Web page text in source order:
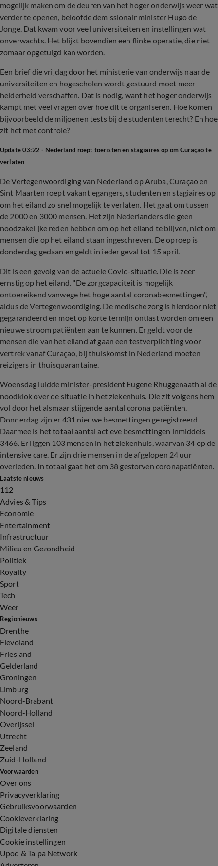
mogelijk maken om de deuren van het hoger onderwijs weer wat
verder te openen, beloofde demissionair minister Hugo de
Jonge. Dat kwam voor veel universiteiten en instellingen wat
onverwachts. Het blijkt bovendien een flinke operatie, die niet
zomaar opgetuigd kan worden.
Een brief die vrijdag door het ministerie van onderwijs naar de
universiteiten en hogescholen wordt gestuurd moet meer
helderheid verschaffen. Dat is nodig, want het hoger onderwijs
kampt met veel vragen over hoe dit te organiseren. Hoe komen
bijvoorbeeld de miljoenen tests bij de studenten terecht? En hoe
zit het met controle?
Update 03:22 - Nederland roept toeristen en stagiaires op om Curaçao te
verlaten
De Vertegenwoordiging van Nederland op Aruba, Curaçao en
Sint Maarten roept vakantiegangers, studenten en stagiaires op
om het eiland zo snel mogelijk te verlaten. Het gaat om tussen
de 2000 en 3000 mensen. Het zijn Nederlanders die geen
noodzakelijke reden hebben om op het eiland te blijven, niet om
mensen die op het eiland staan ingeschreven. De oproep is
donderdag gedaan en geldt in ieder geval tot 15 april.
Dit is een gevolg van de actuele Covid-situatie. Die is zeer
ernstig op het eiland. "De zorgcapaciteit is mogelijk
ontoereikend vanwege het hoge aantal coronabesmettingen",
aldus de Vertegenwoordiging. De medische zorg is hierdoor niet
gegarandeerd en moet op korte termijn ontlast worden om een
nieuwe stroom patiënten aan te kunnen. Er geldt voor de
mensen die van het eiland af gaan een testverplichting voor
vertrek vanaf Curaçao, bij thuiskomst in Nederland moeten
reizigers in thuisquarantaine.
Woensdag luidde minister-president Eugene Rhuggenaath al de
noodklok over de situatie in het ziekenhuis. Die zit volgens hem
vol door het alsmaar stijgende aantal corona patiënten.
Donderdag zijn er 431 nieuwe besmettingen geregistreerd.
Daarmee is het totaal aantal actieve besmettingen inmiddels
3466. Er liggen 103 mensen in het ziekenhuis, waarvan 34 op de
intensive care. Er zijn drie mensen in de afgelopen 24 uur
overleden. In totaal gaat het om 38 gestorven coronapatiënten.
Laatste nieuws
112
Advies & Tips
Economie
Entertainment
Infrastructuur
Milieu en Gezondheid
Politiek
Royalty
Sport
Tech
Weer
Regionieuws
Drenthe
Flevoland
Friesland
Gelderland
Groningen
Limburg
Noord-Brabant
Noord-Holland
Overijssel
Utrecht
Zeeland
Zuid-Holland
Voorwaarden
Over ons
Privacyverklaring
Gebruiksvoorwaarden
Cookieverklaring
Digitale diensten
Cookie instellingen
Upod & Talpa Network